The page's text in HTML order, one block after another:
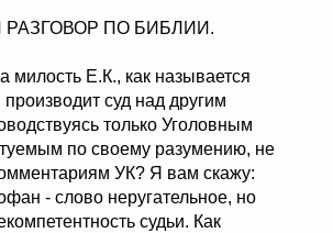
РАЗГОВОР ПО БИБЛИИ.
милость Е.К., как называется
суд над другим
только Уголовным
по своему разумению, не
УК? Я вам скажу:
- слово неругательное, но
судьи. Как